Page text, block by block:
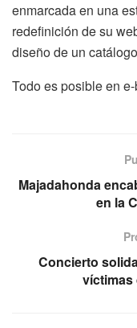
enmarcada en una
redefinición de su
diseño de un
Todo es posible en
Majadahonda
en la
Concierto
víctimas